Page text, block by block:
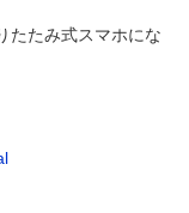
たたみ式スマホにな